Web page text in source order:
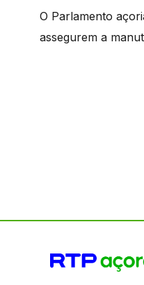
O Parlamento
assegurem a